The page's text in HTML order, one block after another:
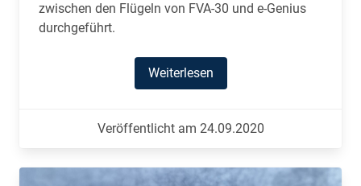
zwischen den Flügeln von FVA-30 und e-Genius
durchgeführt.
Weiterlesen
Veröffentlicht am 24.09.2020